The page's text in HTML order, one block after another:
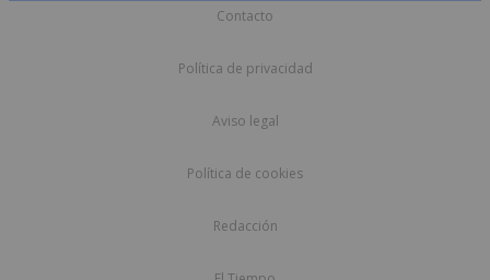
Contacto
Política de privacidad
Aviso legal
Política de cookies
Redacción